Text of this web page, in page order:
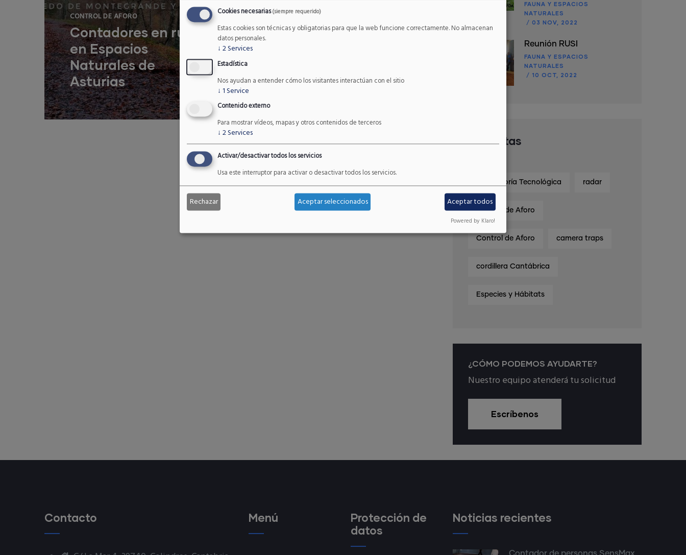
CONTROL DE AFORO
Contadores en rutas
en Espacios
Naturales de
Asturias
El servicio de Vigilancia y Control
de la Biodiversidad de la Dirección
General del Medio Natural del
tiendas Bodybell
de conteo de clientes en tiendas
Bodybell (Douglas).
FAUNA Y ESPACIOS
NATURALES
/ 03 NOV, 2022
Reunión RUSI
FAUNA Y ESPACIOS
NATURALES
/ 10 OCT, 2022
Etiquetas
Consultoría Tecnológica radar
Control de Aforo
Control de Aforo camera traps
cordillera Cantábrica
Especies y Hábitats
¿CÓMO PODEMOS AYUDARTE?
Nuestro equipo atenderá tu solicitud
Escríbenos
Contacto Menú
Protección de
datos
Noticias recientes
Cookies necesarias(siempre requerido)
Estas cookies son técnicas y obligatorias para que la web funcione correctamente. No almacenan
datos personales.
↓ 2Services
Estadística
Nos ayudan a entender cómo los visitantes interactúan con el sitio
↓ 1Service
Contenido externo
Para mostrar vídeos, mapas y otros contenidos de terceros
↓ 2Services
Activar/desactivar todos los servicios
Usa este interruptor para activar o desactivar todos los servicios.
Rechazar Aceptar seleccionados Aceptar todos
Powered by Klaro!